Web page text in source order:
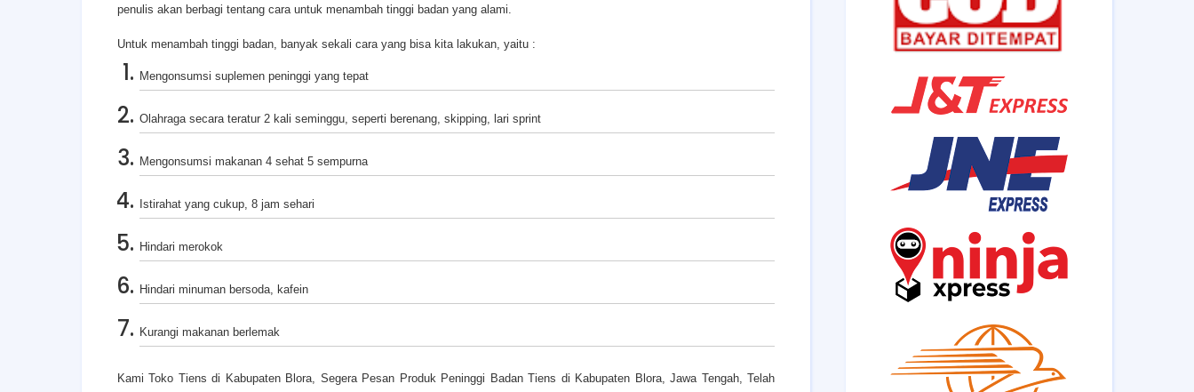
penulis akan berbagi tentang cara untuk menambah tinggi badan yang alami.
Untuk menambah tinggi badan, banyak sekali cara yang bisa kita lakukan, yaitu :
Mengonsumsi suplemen peninggi yang tepat
Olahraga secara teratur 2 kali seminggu, seperti berenang, skipping, lari sprint
Mengonsumsi makanan 4 sehat 5 sempurna
Istirahat yang cukup, 8 jam sehari
Hindari merokok
Hindari minuman bersoda, kafein
Kurangi makanan berlemak
Kami Toko Tiens di Kabupaten Blora, Segera Pesan Produk Peninggi Badan Tiens di Kabupaten Blora, Jawa Tengah, Telah